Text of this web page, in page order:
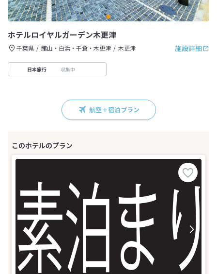
ホテルロイヤルガーデン木更津
施設詳細
千葉県 館山・白浜・千倉・木更津 木更津
日本旅行 収集中
航空＋宿泊プラン